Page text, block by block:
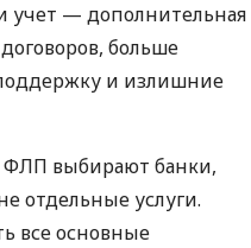
учет — дополнительная
больше
и излишние
ФЛП выбирают банки,
отдельные услуги.
все основные